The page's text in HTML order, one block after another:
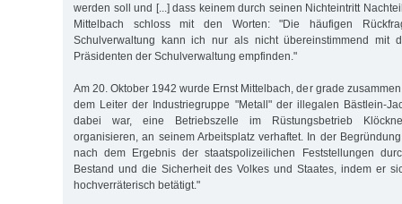
werden soll und [...] dass keinem durch seinen Nichteintritt
Mittelbach schloss mit den Worten: "Die häufigen
Schulverwaltung kann ich nur als nicht übereinstimmend mit
Präsidenten der Schulverwaltung empfinden."
Am 20. Oktober 1942 wurde Ernst Mittelbach, der grade
dem Leiter der Industriegruppe "Metall" der illegalen Bästlein-
dabei war, eine Betriebszelle im Rüstungsbetrieb
organisieren, an seinem Arbeitsplatz verhaftet. In der
nach dem Ergebnis der staatspolizeilichen Feststellungen
Bestand und die Sicherheit des Volkes und Staates, indem er
hochverräterisch betätigt."